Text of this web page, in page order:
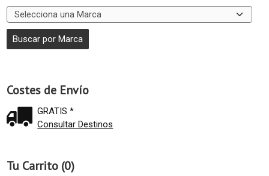
Costes de Envío
GRATIS *
Consultar Destinos
Tu Carrito (0)